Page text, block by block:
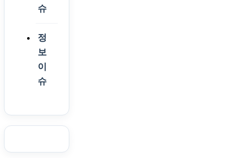
슈
정
보
이
슈